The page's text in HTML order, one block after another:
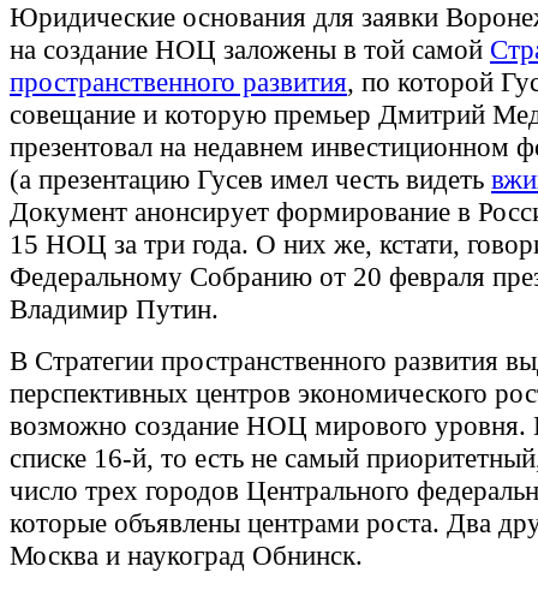
Юридические основания для заявки
на создание НОЦ заложены в той самой
пространственного развития, по которой
совещание и которую премьер Дмитрий
презентовал на недавнем инвестиционном
(а презентацию Гусев имел честь видеть
Документ анонсирует формирование в
15 НОЦ за три года. О них же, кстати,
Федеральному Собранию от 20 февраля
Владимир Путин.
В Стратегии пространственного развития
перспективных центров экономического
возможно создание НОЦ мирового уровня.
списке 16-й, то есть не самый
число трех городов Центрального
которые объявлены центрами роста. Два
Москва и наукоград Обнинск.